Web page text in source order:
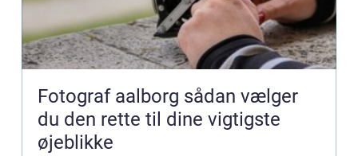
Fotograf aalborg sådan vælger
du den rette til dine vigtigste
øjeblikke